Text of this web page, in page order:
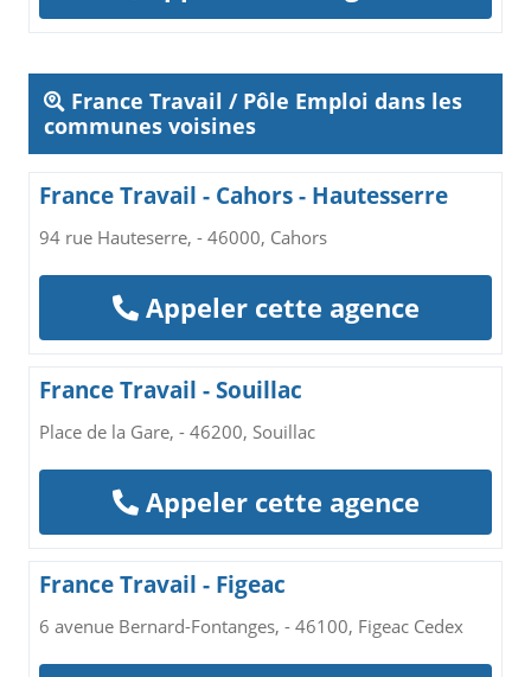
France Travail / Pôle Emploi dans les
communes voisines
France Travail - Cahors - Hautesserre
94 rue Hauteserre, - 46000, Cahors
Appeler cette agence
France Travail - Souillac
Place de la Gare, - 46200, Souillac
Appeler cette agence
France Travail - Figeac
6 avenue Bernard-Fontanges, - 46100, Figeac Cedex